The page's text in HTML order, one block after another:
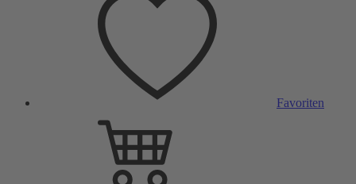
Favoriten